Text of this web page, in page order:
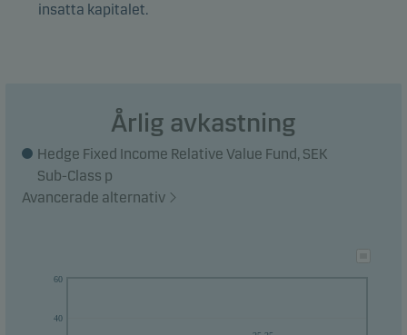
Bruttoexponeringen är maximerad till 150 gånger
avkastningen i förhållande till den alternativa
investeringsfondens målsättning.
Fonden är kategoriserad i enlighet med SFDR
investeringsanalyser och -beslut samt aktivt
insatta kapitalet.
Årlig avkastning
Hedge Fixed Income Relative Value Fund, SEK
Sub-Class p
Avancerade alternativ
40
60